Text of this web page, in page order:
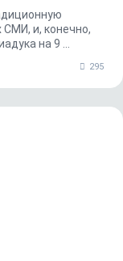
СМИ, и, конечно,
на 9 ...
295